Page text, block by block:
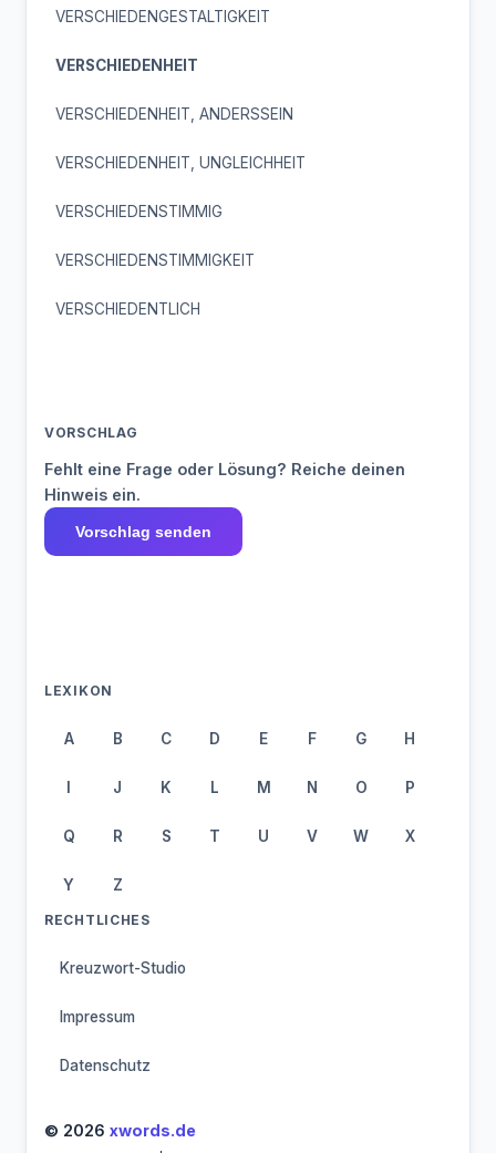
VERSCHIEDENGESTALTIGKEIT
VERSCHIEDENHEIT
VERSCHIEDENHEIT, ANDERSSEIN
VERSCHIEDENHEIT, UNGLEICHHEIT
VERSCHIEDENSTIMMIG
VERSCHIEDENSTIMMIGKEIT
VERSCHIEDENTLICH
VORSCHLAG
Fehlt eine Frage oder Lösung? Reiche deinen
Hinweis ein.
Vorschlag senden
LEXIKON
A B C D E F G H
I J K L M N O P
Q R S T U V W X
Y Z
RECHTLICHES
Kreuzwort-Studio
Impressum
Datenschutz
© 2026 xwords.de